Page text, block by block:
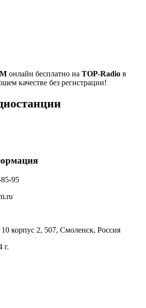
онлайн бесплатно на TOP-Radio в
качестве без регистрации!
95
корпус 2, 507, Смоленск, Россия
г.